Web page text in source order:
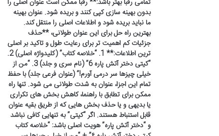
تمامی رقبا بهتر باشد:** رقبا ممکن است عنوان اصلی را
بدون بهینه سازی کپی کنند و بریده شود. عنوان بهینه
ما نباید بریده شود و اطلاعات اصلی را منتقل کند.
بهترین راه حل برای این عنوان طولانی، **حذف
جزئیات کم اهمیت تر برای رعایت طول و تاکید بر اصلی
ترین اطلاعات:** 1. “خلاصه کتاب” (کلیدواژه اصلی) 2.
“کیتی دختر آتش پاره 6” (نام سری و جلد) 3. “من از
خیلی چیزها سر درمی آورم!” (عنوان فرعی جلد) با حفظ
تمام این اجزا، عنوان به شدت طولانی می شود. تنها راه
ممکن برای تطابق با راهنما، کاهش بخش های تکراری
یا بدیهی و یا حذف بخش هایی که از طریق بقیه عنوان
قابل استنباط هستند. اگر “کیتی” به تنهایی کافی نباشد
و “دختر آتش پاره” هویت اصلی باشد: “خلاصه کتاب